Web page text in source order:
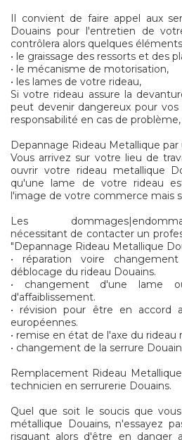
Il convient de faire appel aux
Douains pour l'entretien de
contrôlera alors quelques
• le graissage des ressorts et des
• le mécanisme de motorisation,
• les lames de votre rideau,
Si votre rideau assure la
peut devenir dangereux pour
responsabilité en cas de
Depannage Rideau Metallique par
Vous arrivez sur votre lieu de
ouvrir votre rideau metallique
qu'une lame de votre rideau
l'image de votre commerce mais
Les
nécessitant de contacter un
"Depannage Rideau Metallique
• réparation voire
déblocage du rideau Douains.
• changement d'une lame
d'affaiblissement.
• révision pour être en accord
européennes.
• remise en état de l'axe du rideau
• changement de la serrure
Remplacement Rideau
technicien en serrurerie Douains.
Quel que soit le soucis que
métallique Douains, n'essayez
risquant alors d'être en danger